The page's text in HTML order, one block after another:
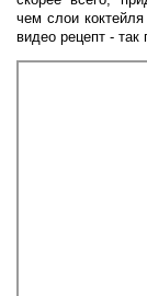
чем слои
видео рецепт -